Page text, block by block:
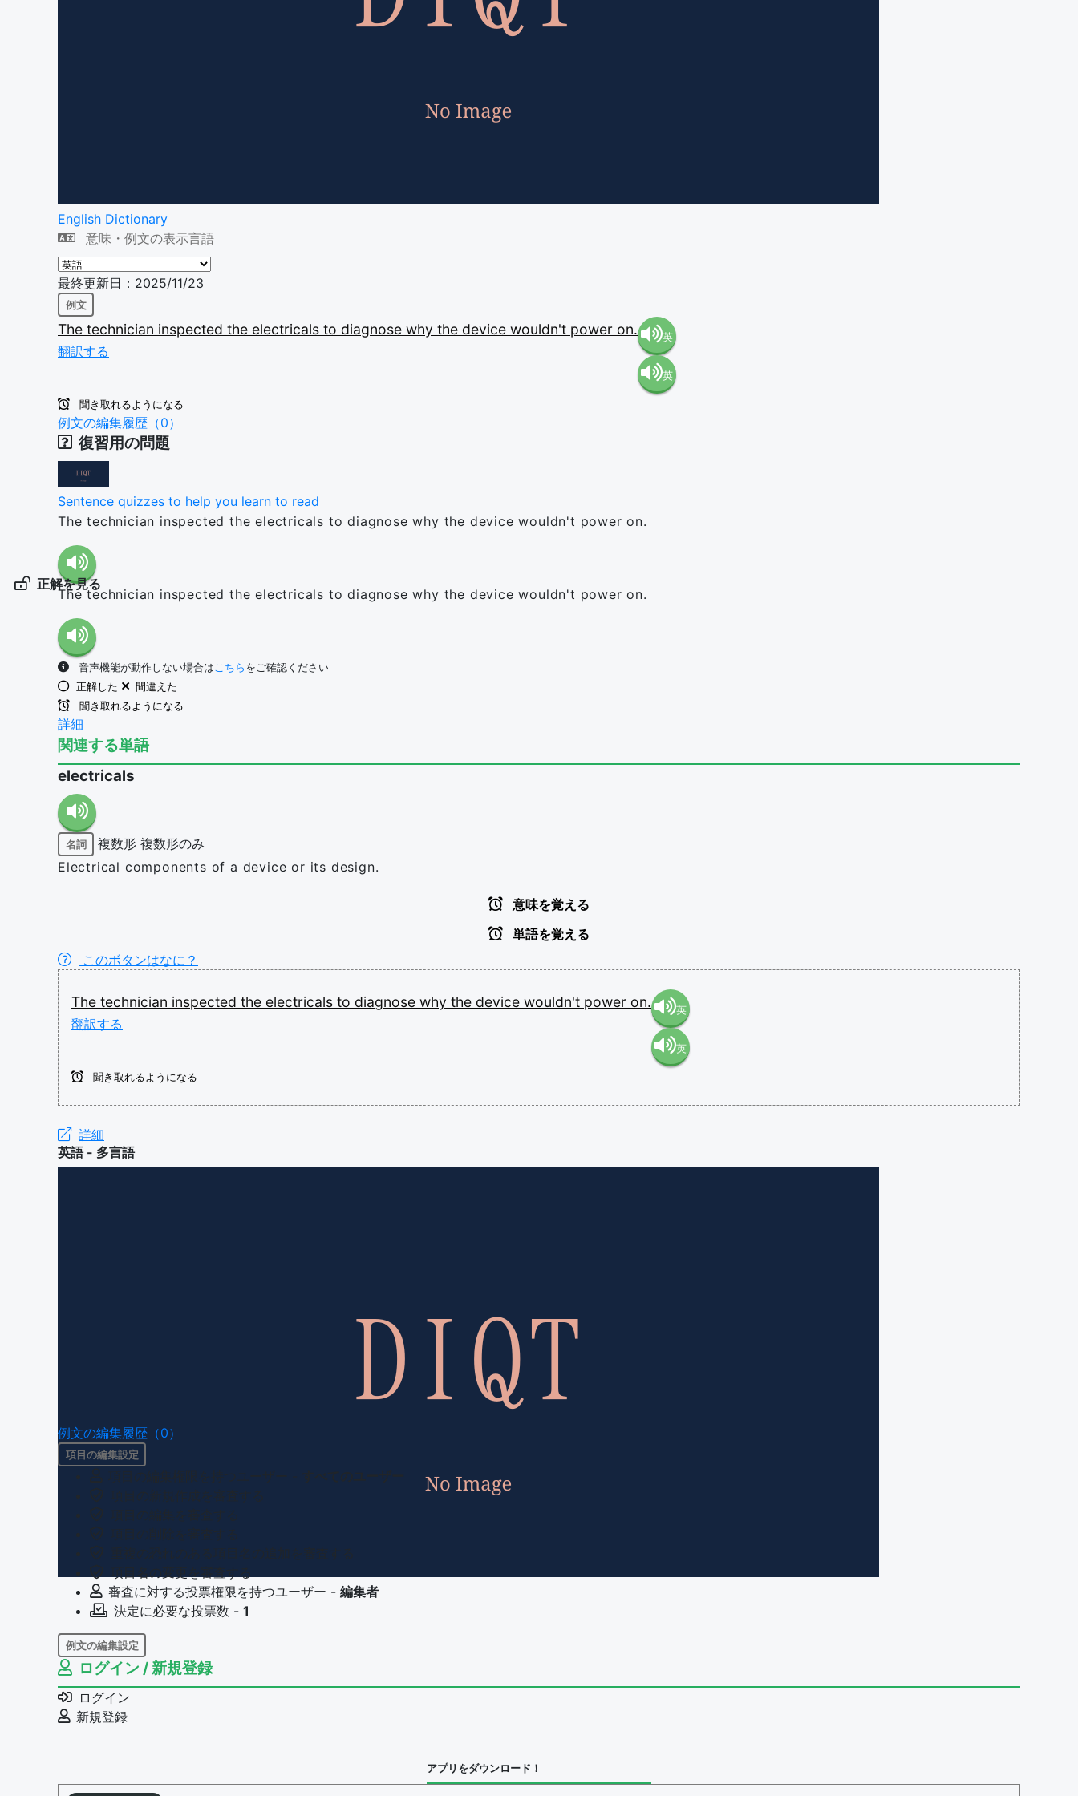
English Dictionary
意味・例文の表示言語
最終更新日：2025/11/23
例文
The technician inspected the electricals to diagnose why the device wouldn't power on.
翻訳する
英
語（米
英
聞き取れるようになる
例文の編集履歴（0）
復習用の問題
Sentence quizzes to help you learn to read
The technician inspected the electricals to diagnose why the device wouldn't power on.
正解を見る
The technician inspected the electricals to diagnose why the device wouldn't power on.
音声機能が動作しない場合はこちら をご確認ください
正解した
間違えた
聞き取れるようになる
詳細
関連する単語
electricals
名詞 複数形 複数形のみ
Electrical components of a device or its design.
意味を覚える
単語を覚える
このボタンはなに？
The technician inspected the electricals to diagnose why the device wouldn't power on.
翻訳する
英
語（米
英
聞き取れるようになる
詳細
英語 - 多言語
例文の編集履歴（0）
項目の編集設定
審査に対する投票権限を持つユーザー - 編集者
決定に必要な投票数 - 1
例文の編集設定
例文の編集権限を持つユーザー -
例文の削除を審査する
審査に対する投票権限を持つユーザー -
決定に必要な投票数 -
問題の編集権限を持つユーザー -すべてのユーザー
ログイン / 新規登録
ログイン
新規登録
アプリをダウンロード！